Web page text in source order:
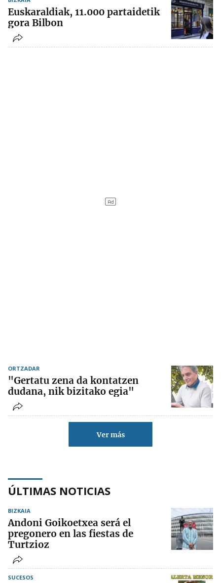
Euskaraldiak, 11.000 partaidetik
gora Bilbon
ORTZADAR
"Gertatu zena da kontatzen
dudana, nik bizitako egia"
Ver más
ÚLTIMAS NOTICIAS
BIZKAIA
Andoni Goikoetxea será el
pregonero en las fiestas de
Turtzioz
SUCESOS